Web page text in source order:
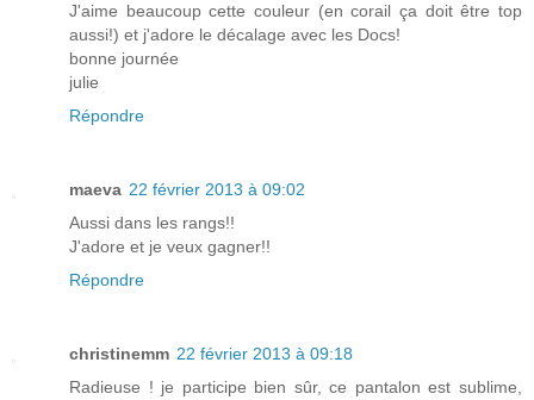
J'aime beaucoup cette couleur (en corail ça doit être top
aussi!) et j'adore le décalage avec les Docs!
bonne journée
julie
Répondre
maeva 22 février 2013 à 09:02
Aussi dans les rangs!!
J'adore et je veux gagner!!
Répondre
christinemm 22 février 2013 à 09:18
Radieuse ! je participe bien sûr, ce pantalon est sublime,